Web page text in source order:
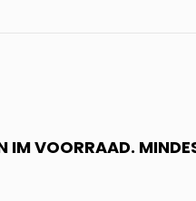
IM VOORRAAD.